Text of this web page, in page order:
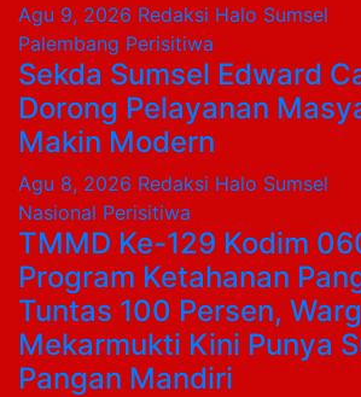
Agu 9, 2026 Redaksi Halo Sumsel
Palembang Perisitiwa
Sekda Sumsel Edward
Dorong Pelayanan
Makin Modern
Agu 8, 2026 Redaksi Halo Sumsel
Nasional Perisitiwa
TMMD Ke-129 Kodim
Program Ketahanan
Tuntas 100 Persen,
Mekarmukti Kini Punya
Pangan Mandiri